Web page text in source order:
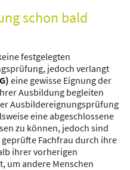
schon bald
festgelegten
jedoch verlangt
eine gewisse Eignung der
Ausbildung begleiten
Ausbildereignungsprüfung
eine abgeschlossene
zu können, jedoch sind
Fachfrau durch ihre
ihrer vorherigen
um andere Menschen